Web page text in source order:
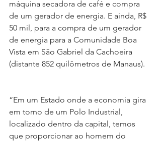
máquina secadora de café e compra
de um gerador de energia. E ainda, R$
50 mil, para a compra de um gerador
de energia para a Comunidade Boa
Vista em São Gabriel da Cachoeira
(distante 852 quilômetros de Manaus).
“Em um Estado onde a economia gira
em torno de um Polo Industrial,
localizado dentro da capital, temos
que proporcionar ao homem do